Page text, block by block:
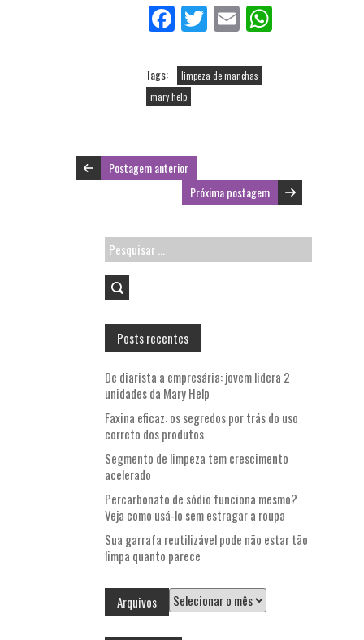
Fa
b
o
k
T
itt
er
E
ai
l
Tags:
limpeza de manchas
mary help
Postagem anterior
Próxima postagem
Pesquisar
por:
Posts recentes
De diarista a empresária: jovem lidera 2
unidades da Mary Help
Faxina eficaz: os segredos por trás do uso
correto dos produtos
Segmento de limpeza tem crescimento
acelerado
Percarbonato de sódio funciona mesmo?
Veja como usá-lo sem estragar a roupa
Sua garrafa reutilizável pode não estar tão
limpa quanto parece
Arquivos Arquivos